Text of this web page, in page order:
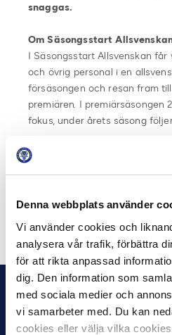
Denna webbplats använder
Vi använder cookies och
analysera vår trafik, förbättra
för att rikta anpassad
dig. Den information som
med sociala medier och
vi samarbeter med. Du kan
cookies eller välja vilka
snaggas.
Om Säsongsstart
I Säsongsstart Allsvenskan får
och övrig personal i en
försäsongen och resan fram
premiären. I premiärsäsongen
fokus, under årets säsong
Säsongsstart Allsvenskan
Dela på Facebook